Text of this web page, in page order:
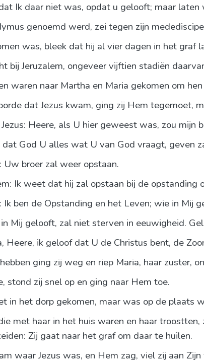
Ik daar niet was, opdat u gelooft; maar laten
genoemd werd, zei tegen zijn
was, bleek dat hij al vier dagen in het graf
bij Jeruzalem, ongeveer vijftien stadiën
waren naar Martha en Maria gekomen om
dat Jezus kwam, ging zij Hem tegemoet,
Heere, als U hier geweest was, zou mijn
God U alles wat U van God vraagt, geven
Uw broer zal weer opstaan.
Ik weet dat hij zal opstaan bij de opstanding
Ik ben de Opstanding en het Leven; wie in Mij
Mij gelooft, zal niet sterven in eeuwigheid.
Heere, ik geloof dat U de Christus bent, de
ging zij weg en riep Maria, haar zuster,
stond zij snel op en ging naar Hem toe.
in het dorp gekomen, maar was op de plaats
met haar in het huis waren en haar
Zij gaat naar het graf om daar te huilen.
waar Jezus was, en Hem zag, viel zij aan